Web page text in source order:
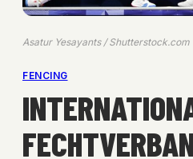
Asatur Yesayants / Shutterstock.com
FENCING